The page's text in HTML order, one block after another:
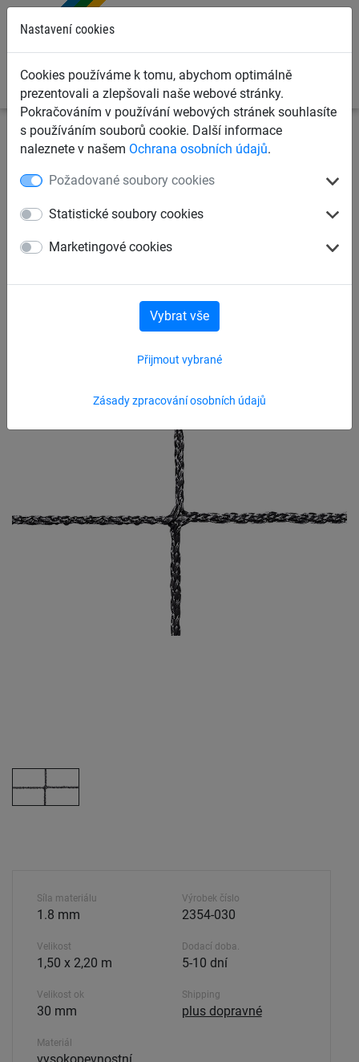
Nastavení cookies
Cookies používáme k tomu, abychom optimálně
prezentovali a zlepšovali naše webové stránky.
Pokračováním v používání webových stránek souhlasíte
s používáním souborů cookie. Další informace
naleznete v našem Ochrana osobních údajů.
Požadované soubory cookies
Statistické soubory cookies
Marketingové cookies
Zásady zpracování osobních údajů
Přijmout vybrané
Vybrat vše
Ochranné sítě a plachty
Kontejnerové sítě a plachty pro
Krycí sítě pro přívěsy, PP 1,8
mm, oko 30 mm
Síla materiálu
1.8 mm
Velikost
1,50 x 2,20 m
Velikost ok
30 mm
Materiál
Výrobek číslo
2354-030
Dodací doba.
5-10 dní
Shipping
plus dopravné